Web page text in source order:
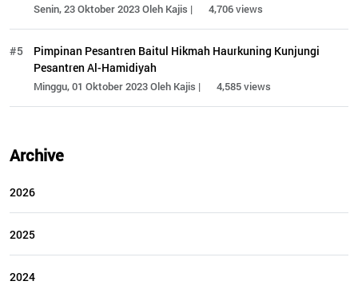
Senin, 23 Oktober 2023 Oleh Kajis | 4,706 views
#5
Pimpinan Pesantren Baitul Hikmah Haurkuning Kunjungi
Pesantren Al-Hamidiyah
Minggu, 01 Oktober 2023 Oleh Kajis | 4,585 views
Archive
2026
2025
2024